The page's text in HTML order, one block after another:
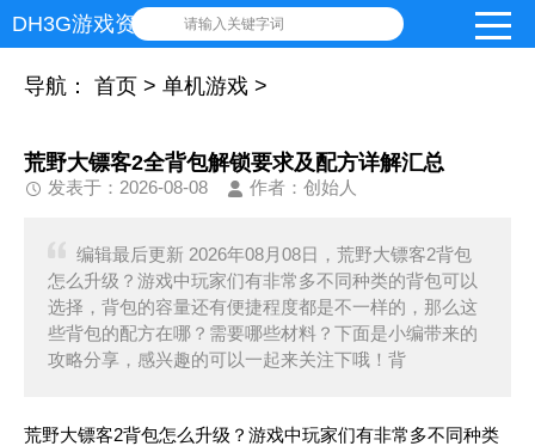
DH3G游戏资讯网 请输入关键字词
导航： 首页 > 单机游戏 >
荒野大镖客2全背包解锁要求及配方详解汇总
发表于：2026-08-08 作者：创始人
编辑最后更新 2026年08月08日，荒野大镖客2背包
怎么升级？游戏中玩家们有非常多不同种类的背包可以
选择，背包的容量还有便捷程度都是不一样的，那么这
些背包的配方在哪？需要哪些材料？下面是小编带来的
攻略分享，感兴趣的可以一起来关注下哦！背
荒野大镖客2背包怎么升级？游戏中玩家们有非常多不同种类